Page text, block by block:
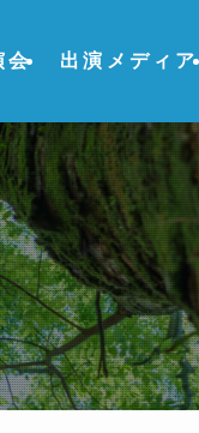
会 出演メディア